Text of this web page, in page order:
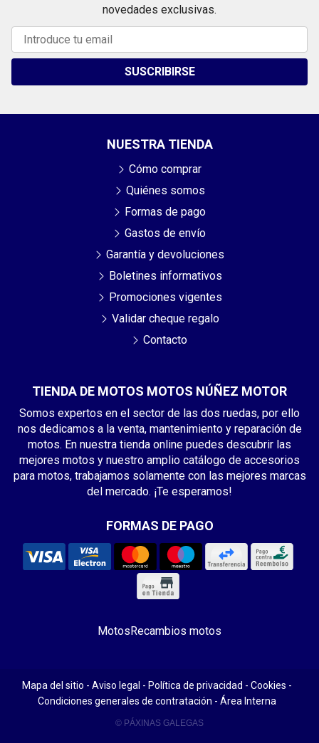
novedades exclusivas.
SUSCRIBIRSE
TIENDA DE MOTOS MOTOS NÚÑEZ MOTOR
Somos expertos en el sector de las dos ruedas, por ello
nos dedicamos a la venta, mantenimiento y reparación de
motos. En nuestra tienda online puedes descubrir las
mejores motos y nuestro amplio catálogo de accesorios
para motos, trabajamos solamente con las mejores marcas
del mercado. ¡Te esperamos!
FORMAS DE PAGO
NUESTRA TIENDA
Cómo comprar
Quiénes somos
Formas de pago
Gastos de envío
Garantía y devoluciones
Boletines informativos
Promociones vigentes
Validar cheque regalo
Contacto
MotosRecambios motos
Mapa del sitio - Aviso legal - Política de privacidad - Cookies -
Condiciones generales de contratación - Área Interna
© PÁXINAS GALEGAS